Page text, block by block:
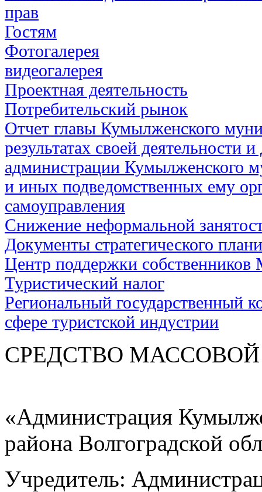
прав
Гостям
Фотогалерея
видеогалерея
Проектная деятельность
Потребительский рынок
Отчет главы Кумылженского
результатах своей деятельности
администрации Кумылженского
и иных подведомственных ему
самоуправления
Снижение неформальной
Документы стратегического
Центр поддержки
Туристический налог
Региональный государственный
сфере туристской индустрии
СРЕДСТВО
«Администрация
района Волгоградской
Учредитель: